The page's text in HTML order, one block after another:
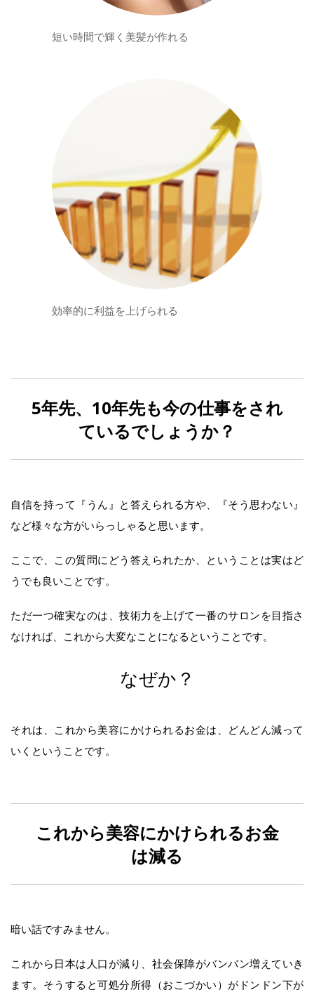
短い時間で輝く美髪が作れる
効率的に利益を上げられる
5年先、10年先も今の仕事をされ
ているでしょうか？
自信を持って『うん』と答えられる方や、『そう思わない』
など様々な方がいらっしゃると思います。
ここで、この質問にどう答えられたか、ということは実はど
うでも良いことです。
ただ一つ確実なのは、技術力を上げて一番のサロンを目指さ
なければ、これから大変なことになるということです。
なぜか？
それは、これから美容にかけられるお金は、どんどん減って
いくということです。
これから美容にかけられるお金
は減る
暗い話ですみません。
これから日本は人口が減り、社会保障がバンバン増えていき
ます。そうすると可処分所得（おこづかい）がドンドン下が